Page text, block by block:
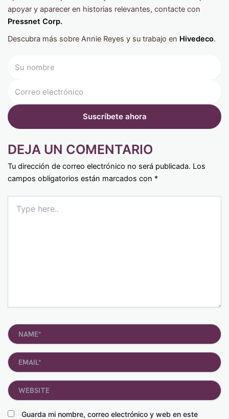
apoyar y aparecer en historias relevantes, contacte con
Pressnet Corp.
Descubra más sobre Annie Reyes y su trabajo en Hivedeco.
DEJA UN COMENTARIO
Tu dirección de correo electrónico no será publicada. Los
campos obligatorios están marcados con *
here..
Name*
Email*
Guarda mi nombre, correo electrónico y web en este
Website